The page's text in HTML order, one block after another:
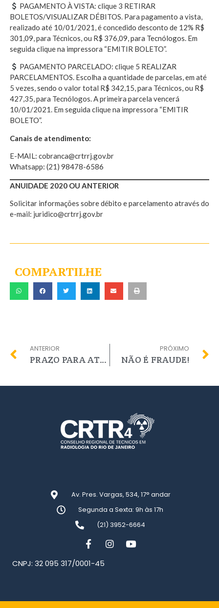
PAGAMENTO À VISTA: clique 3 RETIRAR
BOLETOS/VISUALIZAR DÉBITOS. Para pagamento a vista,
realizado até 10/01/2021, é concedido desconto de 12% R$
301,09, para Técnicos, ou R$ 376,09, para Tecnólogos. Em
seguida clique na impressora “EMITIR BOLETO”.
PAGAMENTO PARCELADO: clique 5 REALIZAR
PARCELAMENTOS. Escolha a quantidade de parcelas, em até
5 vezes, sendo o valor total R$ 342,15, para Técnicos, ou R$
427,35, para Tecnólogos. A primeira parcela vencerá
10/01/2021. Em seguida clique na impressora “EMITIR
BOLETO”.
Canais de atendimento:
E-MAIL: cobranca@crtrrj.gov.br
Whatsapp: (21) 98478-6586
ANUIDADE 2020 OU ANTERIOR
Solicitar informações sobre débito e parcelamento através do
e-mail: juridico@crtrrj.gov.br
COMPARTILHE
ANTERIOR
PRAZO PARA ATUALIZAÇÃO CADASTRAL É PRORROGADO ATÉ 10 DE JANEIRO APÓS SOLICITAÇÃO DO CRTR4 RJ
PRÓXIMO
NÃO É FRAUDE!
Av. Pres. Vargas, 534, 17° andar
Segunda a Sexta: 9h às 17h
(21) 3952-6664
CNPJ: 32 095 317/0001-45